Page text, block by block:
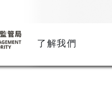
了解我們